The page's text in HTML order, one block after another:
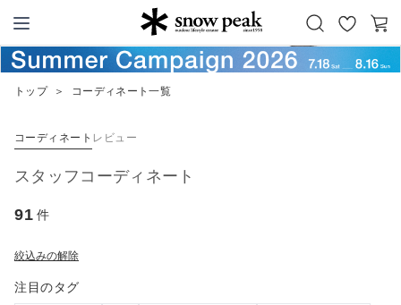
Snow Peak
お
気
カ
ー
トップ ＞ コーディネート一覧
コーディネート レビュー
スタッフコーディネート
91 件
絞込みの解除
注目のタグ